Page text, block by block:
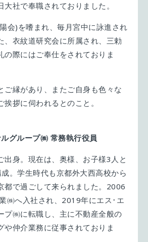
大社で奉職されておりました。
会)を嗜まれ、毎月宮中に詠進され
、衣紋道研究会に所属され、三勅
の際にはご奉仕をされておりま
ご縁があり、またご自身も色々な
拶に伺われるとのこと。
グループ㈱ 常務執行役員
出身。現在は、奥様、お子様3人と
。学生時代も京都外大西高校から
都で過ごして来られました。2006
㈱へ入社され、2019年にエス･エ
プ㈱に転職し、主に不動産全般の
や仲介業務に従事されておりま